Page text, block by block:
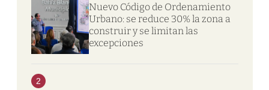
Nuevo Código de Ordenamiento
Urbano: se reduce 30% la zona a
construir y se limitan las
excepciones
2